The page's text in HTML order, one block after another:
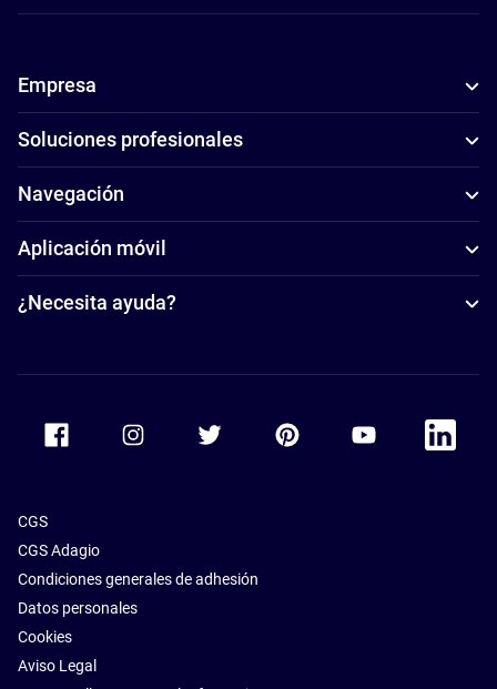
Empresa
Soluciones profesionales
Navegación
Aplicación móvil
¿Necesita ayuda?
Accor Youtube
Accor
CGS
CGS Adagio
Condiciones generales de adhesión
Datos personales
Cookies
Aviso Legal